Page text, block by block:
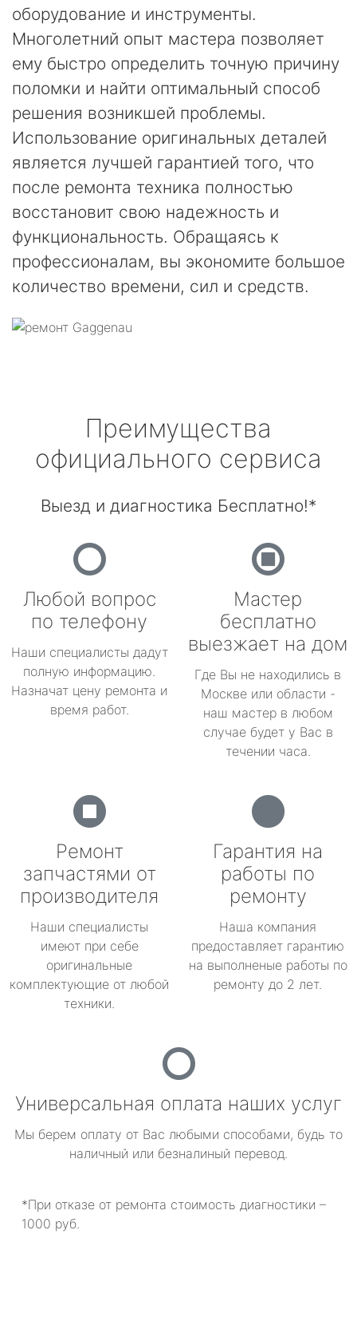
оборудование и инструменты.
Многолетний опыт мастера позволяет
ему быстро определить точную причину
поломки и найти оптимальный способ
решения возникшей проблемы.
Использование оригинальных деталей
является лучшей гарантией того, что
после ремонта техника полностью
восстановит свою надежность и
функциональность. Обращаясь к
профессионалам, вы экономите большое
количество времени, сил и средств.
Преимущества
официального сервиса
Выезд и диагностика Бесплатно!*
Любой вопрос
по телефону
Наши специалисты дадут
полную информацию.
Назначат цену ремонта и
время работ.
Мастер
бесплатно
выезжает на дом
Где Вы не находились в
Москве или области -
наш мастер в любом
случае будет у Вас в
течении часа.
Ремонт
запчастями от
производителя
Наши специалисты
имеют при себе
оригинальные
комплектующие от любой
техники.
Гарантия на
работы по
ремонту
Наша компания
предоставляет гарантию
на выполненые работы по
ремонту до 2 лет.
Универсальная оплата наших услуг
Мы берем оплату от Вас любыми способами, будь то
наличный или безналиный перевод.
*При отказе от ремонта стоимость диагностики –
1000 руб.